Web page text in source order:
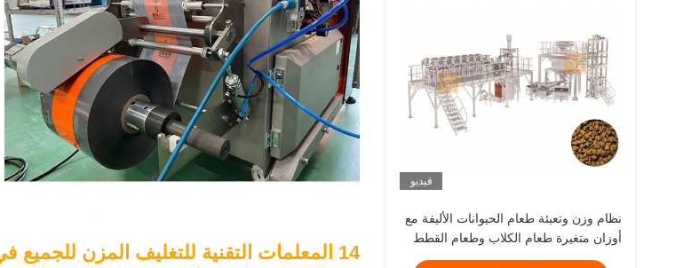
فيديو
نظام وزن وتعبئة طعام الحيوانات الأليفة مع
أوزان متغيرة طعام الكلاب وطعام القطط
14 المعلمات التقنية للتغليف المزن للجميع في واحد للسرعة العالية